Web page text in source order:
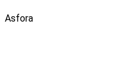
Asfora